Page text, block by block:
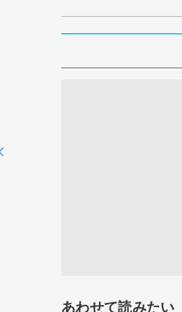
あわせて読みたい